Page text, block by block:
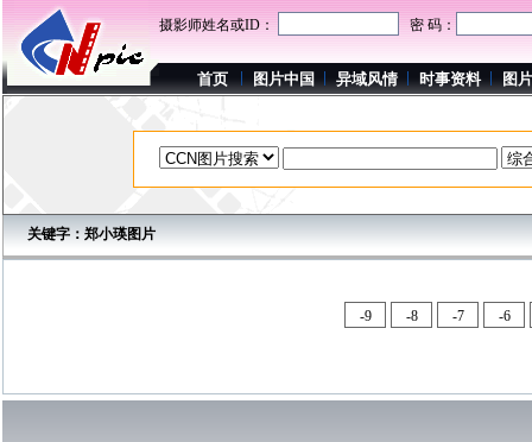
摄影师姓名或ID： 密 码：
首页 图片中国 异域风情 时事资料 图
关键字：郑小瑛图片
-9 -8 -7 -6